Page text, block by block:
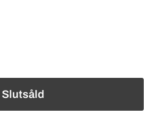
Slutsåld